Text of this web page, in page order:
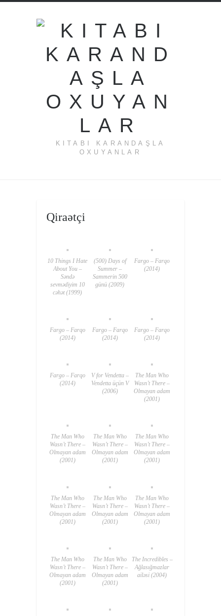
KITABI KARANDAŞLA
OXUYANLAR
Qiraətçi
10 Things I Hate
About You –
Səndə
sevmədiyim 10
cəhət (1999)
(500) Days of
Summer –
Sammerin 500
günü (2009)
Fargo – Farqo
(2014)
Fargo – Farqo
(2014)
Fargo – Farqo
(2014)
Fargo – Farqo
(2014)
Fargo – Farqo
(2014)
V for Vendetta –
Vendetta üçün V
(2006)
The Man Who
Wasn’t There –
Olmayan adam
(2001)
The Man Who
Wasn’t There –
Olmayan adam
(2001)
The Man Who
Wasn’t There –
Olmayan adam
(2001)
The Man Who
Wasn’t There –
Olmayan adam
(2001)
The Man Who
Wasn’t There –
Olmayan adam
(2001)
The Man Who
Wasn’t There –
Olmayan adam
(2001)
The Man Who
Wasn’t There –
Olmayan adam
(2001)
The Man Who
Wasn’t There –
Olmayan adam
(2001)
The Man Who
Wasn’t There –
Olmayan adam
(2001)
The Incredibles –
Ağlasığmazlar
ailəsi (2004)